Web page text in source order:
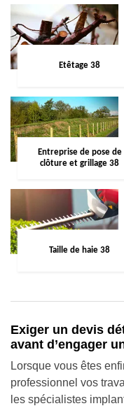
Etêtage 38
Entreprise de pose de
clôture et grillage 38
Taille de haie 38
Exiger un devis
avant d’engager
Lorsque vous êtes
professionnel vos
les spécialistes